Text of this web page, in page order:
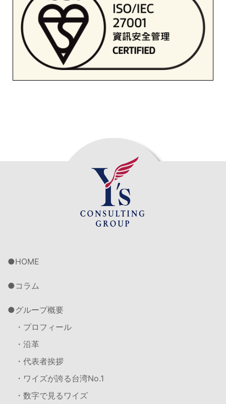
HOME
コラム
グループ概要
・プロフィール
・沿革
・代表者挨拶
・ワイズが誇る台湾No.1
・数字で見るワイズ